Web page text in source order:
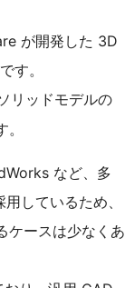
が開発した 3D
す。
リッドモデルの
など、多
しているため、
ケースは少なくあ